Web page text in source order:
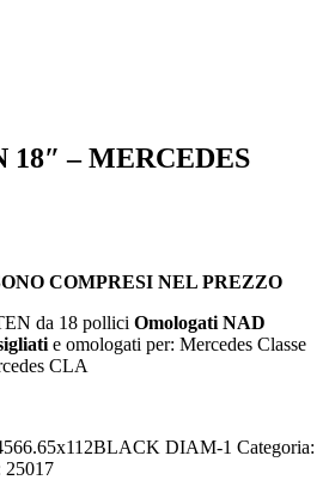
18″ – MERCEDES
COMPRESI NEL PREZZO
da 18 pollici Omologati NAD
e omologati per: Mercedes Classe
CLA
DIAM-1 Categoria:
25017